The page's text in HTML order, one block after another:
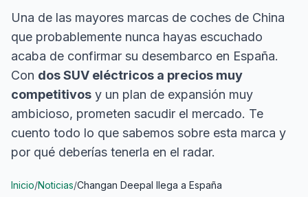
Una de las mayores marcas de coches de China
que probablemente nunca hayas escuchado
acaba de confirmar su desembarco en España.
Con dos SUV eléctricos a precios muy
competitivos y un plan de expansión muy
ambicioso, prometen sacudir el mercado. Te
cuento todo lo que sabemos sobre esta marca y
por qué deberías tenerla en el radar.
Inicio/Noticias/Changan Deepal llega a España